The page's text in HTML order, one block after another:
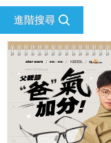
進階搜尋